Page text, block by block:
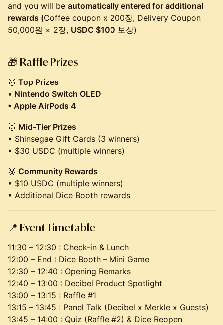
and you will be automatically entered for additional
rewards (Coffee coupon x 200장, Delivery Coupon
50,000원 × 2장, USDC $100 보상)
🎁 Raffle Prizes
🥇 Top Prizes
• Nintendo Switch OLED
• Apple AirPods 4
🥈 Mid-Tier Prizes
• Shinsegae Gift Cards (3 winners)
• $30 USDC (multiple winners)
🥉 Community Rewards
• $10 USDC (multiple winners)
• Additional Dice Booth rewards
📍 Event Timetable
11:30 – 12:30 : Check-in & Lunch
12:00 – End : Dice Booth – Mini Game
12:30 – 12:40 : Opening Remarks
12:40 – 13:00 : Decibel Product Spotlight
13:00 – 13:15 : Raffle #1
13:15 – 13:45 : Panel Talk (Decibel x Merkle x Guests)
13:45 – 14:00 : Quiz (Raffle #2) & Dice Reopen